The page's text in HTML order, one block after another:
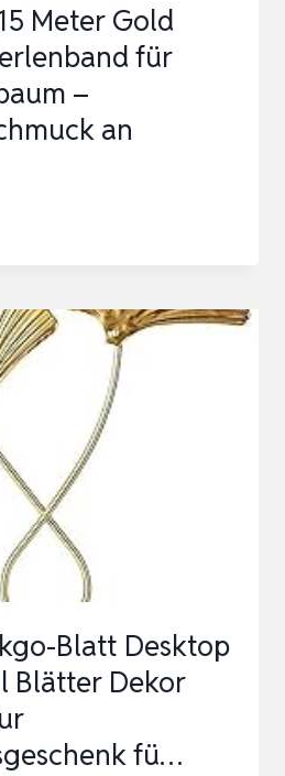
Meter Gold
für
–
an
Blatt Desktop
Blätter Dekor
fü…